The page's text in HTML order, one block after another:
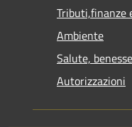
Tributi,finanze
Ambiente
Salute,
Autorizzazioni